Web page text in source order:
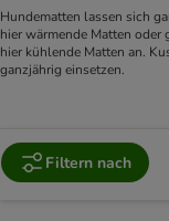
Hundematten lassen sich
hier wärmende Matten oder
hier kühlende Matten an.
ganzjährig einsetzen.
Filtern nach